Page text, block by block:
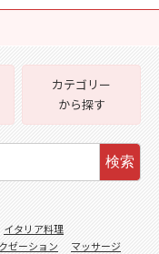
カテゴリー
から探す
検索
イタリア料理
ゼーション
マッサージ